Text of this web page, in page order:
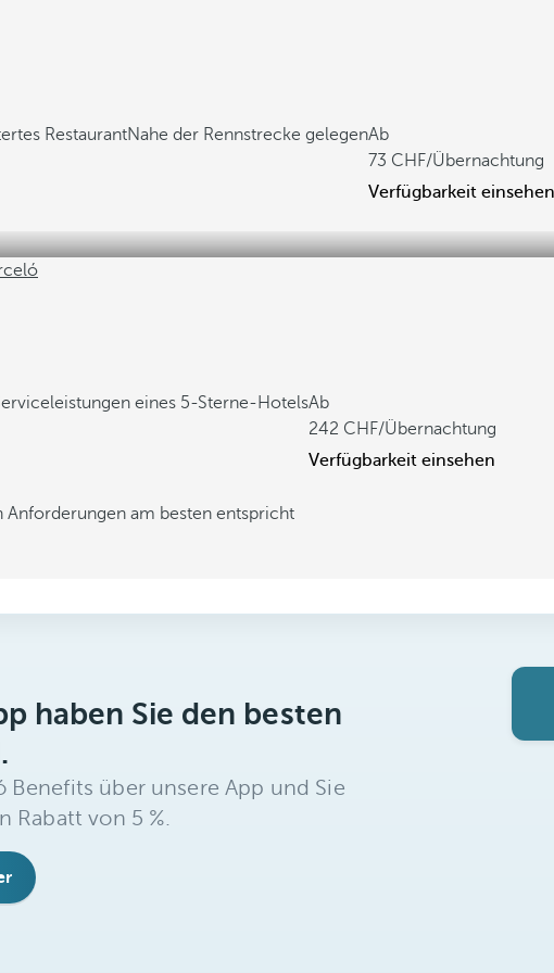
RestaurantNahe der Rennstrecke gelegenAb
73
/Übernachtung
Verfügbarkeit einsehen
eines 5-Sterne-HotelsAb
242
/Übernachtung
Verfügbarkeit einsehen
Anforderungen am besten entspricht
haben Sie den besten
Benefits über unsere App und Sie
Rabatt von 5 %.